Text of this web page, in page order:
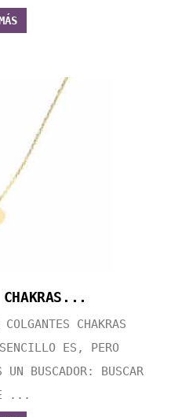
CHAKRAS...
CHAKRAS
ES, PERO
BUSCADOR: BUSCAR
...